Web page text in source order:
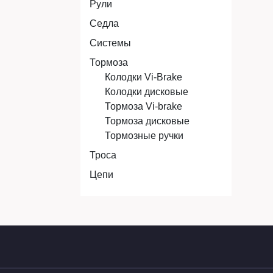
Рули
Седла
Системы
Тормоза
Колодки Vi-Brake
Колодки дисковые
Тормоза Vi-brake
Тормоза дисковые
Тормозные ручки
Троса
Цепи